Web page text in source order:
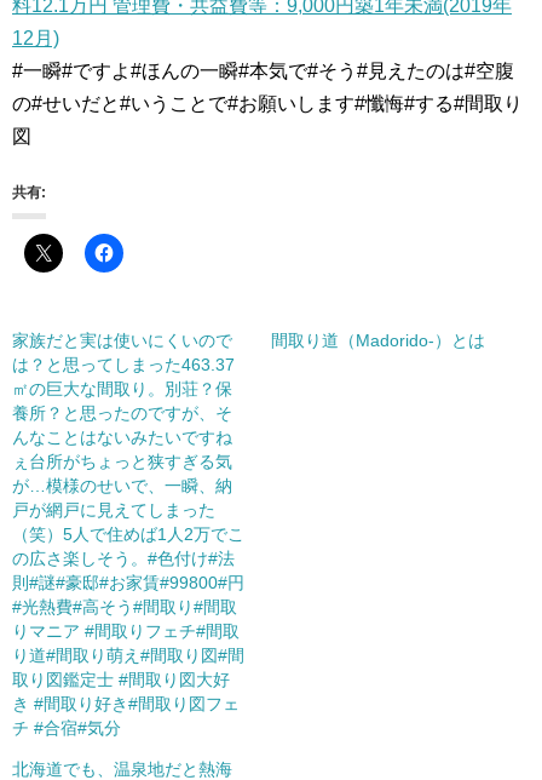
料12.1万円 管理費・共益費等：9,000円築1年未満(2019年
12月)
#一瞬#ですよ#ほんの一瞬#本気で#そう#見えたのは#空腹
の#せいだと#いうことで#お願いします#懺悔#する#間取り
図
共有:
家族だと実は使いにくいので
は？と思ってしまった463.37
㎡の巨大な間取り。別荘？保
養所？と思ったのですが、そ
んなことはないみたいですね
ぇ台所がちょっと狭すぎる気
が…模様のせいで、一瞬、納
戸が網戸に見えてしまった
（笑）5人で住めば1人2万でこ
の広さ楽しそう。#色付け#法
則#謎#豪邸#お家賃#99800#円
#光熱費#高そう#間取り#間取
りマニア #間取りフェチ#間取
り道#間取り萌え#間取り図#間
取り図鑑定士 #間取り図大好
き #間取り好き#間取り図フェ
チ #合宿#気分
間取り道（Madorido-）とは
北海道でも、温泉地だと熱海